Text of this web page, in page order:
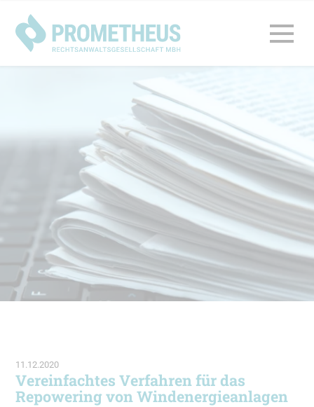
11.12.2020
Vereinfachtes Verfahren für das
Repowering von Windenergieanlagen